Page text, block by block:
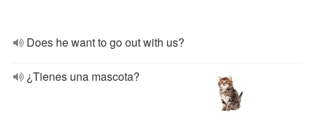
Does he want to go out with us?
¿Tienes una mascota?